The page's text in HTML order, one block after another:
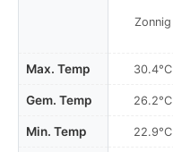
Max. Temp
Gem. Temp
Min. Temp
Zonnig
30.4°C
26.2°C
22.9°C